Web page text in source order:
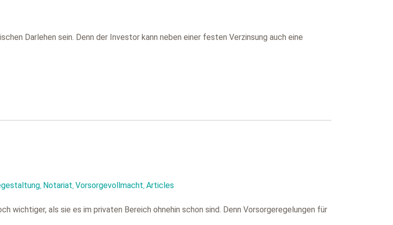
Darlehen sein. Denn der Investor kann neben einer festen Verzinsung auch eine
, Notariat, Vorsorgevollmacht, Articles
wichtiger, als sie es im privaten Bereich ohnehin schon sind. Denn Vorsorgeregelungen für